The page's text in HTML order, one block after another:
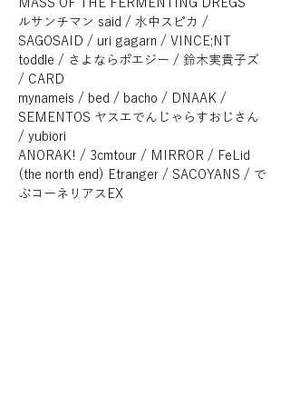
MASS OF THE FERMENTING DREGS
ルサンチマン said / 水中スピカ /
SAGOSAID / uri gagarn / VINCE;NT
toddle / さよならポエジー / 鈴木実貴子ズ
/ CARD
mynameis / bed / bacho / DNAAK /
SEMENTOS ヤスエでんじゃらすおじさん
/ yubiori
ANORAK! / 3cmtour / MIRROR / FeLid
(the north end) Etranger / SACOYANS / で
ぶコーネリアスEX